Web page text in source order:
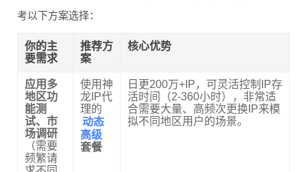
考以下方案选择：
你的主
要需求
推荐方
案
核心优势
应用多
地区功
能测
试、市
场调研
（需要
频繁请
使用神
龙IP代
理的
动态
高级
套餐
日更200万+IP，可灵活控制IP存
活时间（2-360小时），非常适
合需要大量、高频次更换IP来模
拟不同地区用户的场景。